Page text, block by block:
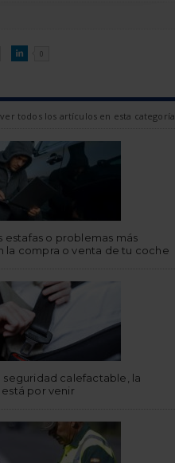

LINKEDIN
0
ver todos los artículos en esta categoría
estafas o problemas más
la compra o venta de tu coche
seguridad calefactable, la
por venir